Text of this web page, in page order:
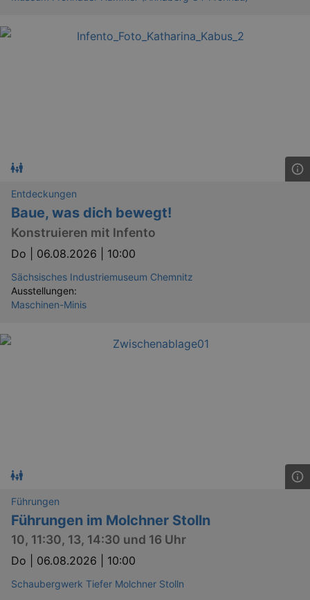
Entdeckungen
Baue, was dich bewegt!
Konstruieren mit Infento
Do | 06.08.2026 | 10:00
Sächsisches Industriemuseum Chemnitz
Ausstellungen:
Maschinen-Minis
Führungen
Führungen im Molchner Stolln
10, 11:30, 13, 14:30 und 16 Uhr
Do | 06.08.2026 | 10:00
Schaubergwerk Tiefer Molchner Stolln